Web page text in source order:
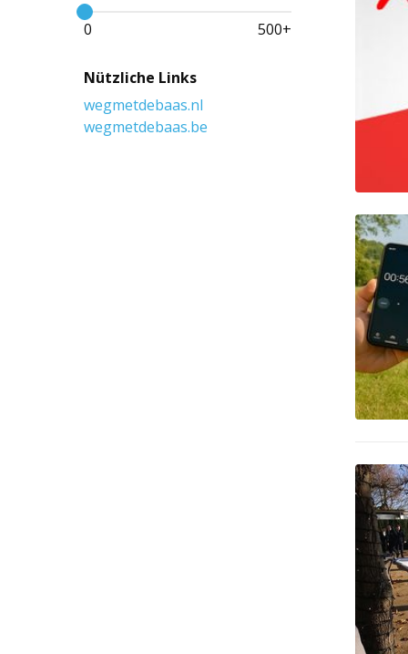
0 500+
Nützliche Links
wegmetdebaas.nl
wegmetdebaas.be